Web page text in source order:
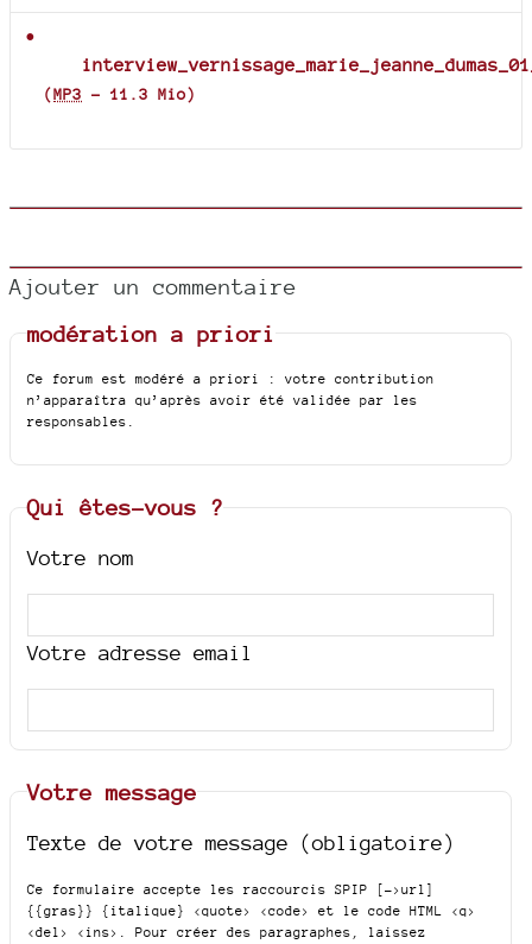
(MP3 - 11.3 Mio)
Ajouter un commentaire
modération a priori
Ce forum est modéré a priori : votre contribution
n’apparaîtra qu’après avoir été validée par les
responsables.
Qui êtes-vous ?
Votre nom
Votre adresse email
Votre message
Texte de votre message (obligatoire)
Ce formulaire accepte les raccourcis SPIP
[->url]
{{gras}} {italique} <quote> <code>
et le code HTML <q>
<del> <ins> . Pour créer des paragraphes, laissez